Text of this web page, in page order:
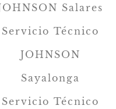
Salares
Servicio Técnico
JOHNSON
Sayalonga
Servicio Técnico